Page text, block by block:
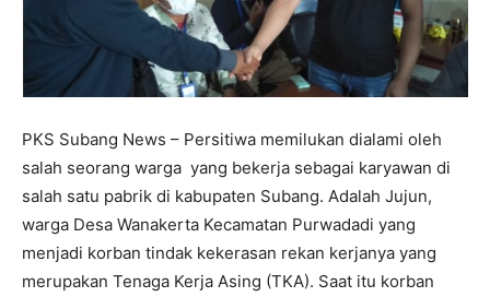
PKS Subang News – Persitiwa memilukan dialami oleh
salah seorang warga yang bekerja sebagai karyawan di
salah satu pabrik di kabupaten Subang. Adalah Jujun,
warga Desa Wanakerta Kecamatan Purwadadi yang
menjadi korban tindak kekerasan rekan kerjanya yang
merupakan Tenaga Kerja Asing (TKA). Saat itu korban